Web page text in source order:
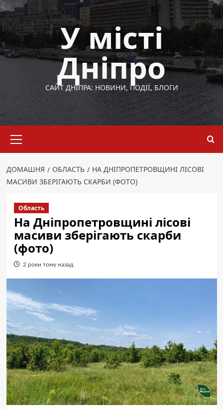
Перейти
до
вмісту
У місті
Дніпро
САЙТ ДНІПРА: НОВИНИ, ПОДІЇ, БЛОГИ
меню
ДОМАШНЯ ОБЛАСТЬ
НА ДНІПРОПЕТРОВЩИНІ ЛІСОВІ
МАСИВИ ЗБЕРІГАЮТЬ СКАРБИ (ФОТО)
Область
На Дніпропетровщині лісові
масиви зберігають скарби
(фото)
2 роки тому назад